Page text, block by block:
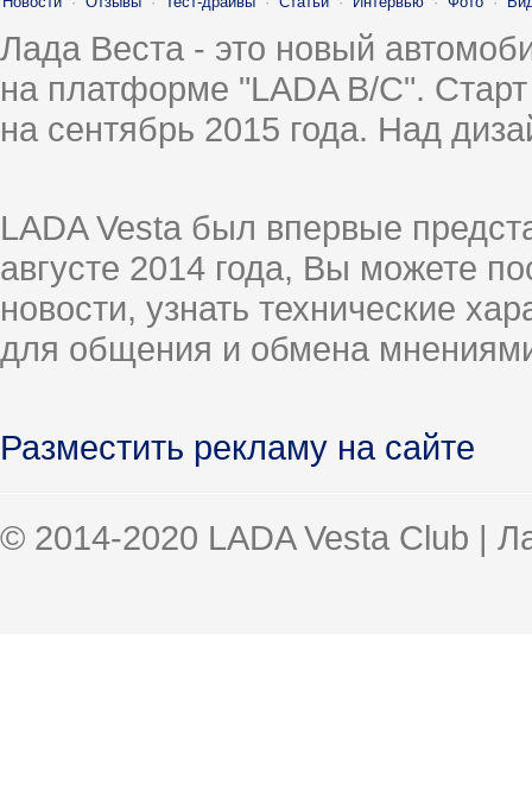
Лада Веста - это новый
на платформе "LADA B/C".
на сентябрь 2015 года. Над
LADA Vesta был впервые
августе 2014 года, Вы можете
новости, узнать технические
для общения и обмена
Разместить рекламу на сайте
© 2014-2020 LADA Vesta Club |